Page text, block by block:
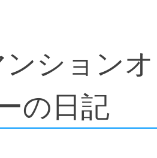
ションオ
の日記